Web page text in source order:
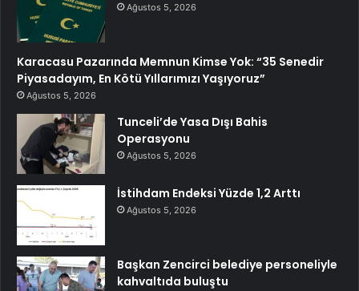
Ağustos 5, 2026
Karacasu Pazarında Memnun Kimse Yok: “35 Senedir
Piyasadayım, En Kötü Yıllarımızı Yaşıyoruz”
Ağustos 5, 2026
Tunceli’de Yasa Dışı Bahis
Operasyonu
Ağustos 5, 2026
İstihdam Endeksi Yüzde 1,2 Arttı
Ağustos 5, 2026
Başkan Zencirci belediye personeliyle
kahvaltıda buluştu